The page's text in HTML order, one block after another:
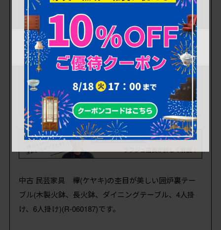
中古 民芸家具 欅(ケヤキ)の杢目が美しい囲炉裏テー
ブル(木製火鉢、長火鉢、ダイニングテーブル、4人掛
け、6人掛け)(R-060187)です。